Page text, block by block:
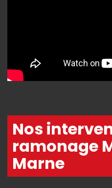
Nos
ramonage
Marne